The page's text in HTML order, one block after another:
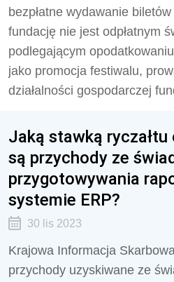
bezpłatne wydawanie
fundację nie jest odpłatnym
podlegającym
jako promocja festiwalu,
działalności gospodarczej
Jaką stawką
są przychody ze
przygotowywania
systemie ERP?
30 lis 2023
Krajowa Informacja
przychody uzyskiwane ze